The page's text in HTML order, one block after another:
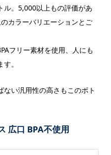
ル。5,000以上もの評価があ
カラーバリエーションとご
フリー素材を使用、人にも
。
い汎用性の高さもこのボト
広口 BPA不使用